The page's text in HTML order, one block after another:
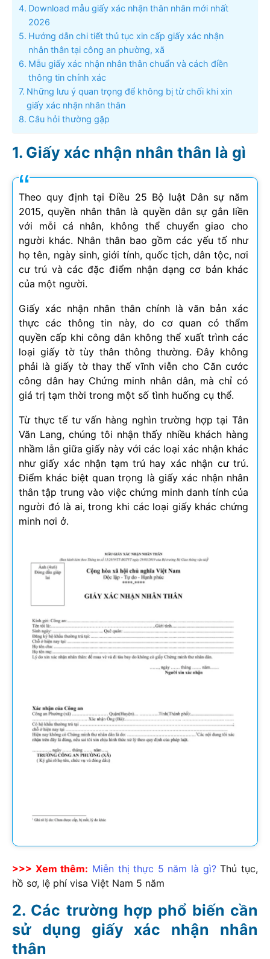
Download mẫu giấy xác nhận thân nhân mới nhất
2026
Hướng dẫn chi tiết thủ tục xin cấp giấy xác nhận
nhân thân tại công an phường, xã
Mẫu giấy xác nhận nhân thân chuẩn và cách điền
thông tin chính xác
Những lưu ý quan trọng để không bị từ chối khi xin
giấy xác nhận nhân thân
Câu hỏi thường gặp
Giấy xác nhận nhân thân là gì
Theo quy định tại Điều 25 Bộ luật Dân sự năm
2015, quyền nhân thân là quyền dân sự gắn liền
với mỗi cá nhân, không thể chuyển giao cho
người khác. Nhân thân bao gồm các yếu tố như
họ tên, ngày sinh, giới tính, quốc tịch, dân tộc, nơi
cư trú và các đặc điểm nhận dạng cơ bản khác
của một người.
Giấy xác nhận nhân thân chính là văn bản xác
thực các thông tin này, do cơ quan có thẩm
quyền cấp khi công dân không thể xuất trình các
loại giấy tờ tùy thân thông thường. Đây không
phải là giấy tờ thay thế vĩnh viễn cho Căn cước
công dân hay Chứng minh nhân dân, mà chỉ có
giá trị tạm thời trong một số tình huống cụ thể.
Từ thực tế tư vấn hàng nghìn trường hợp tại Tân
Văn Lang, chúng tôi nhận thấy nhiều khách hàng
nhầm lẫn giữa giấy này với các loại xác nhận khác
như giấy xác nhận tạm trú hay xác nhận cư trú.
Điểm khác biệt quan trọng là giấy xác nhận nhân
thân tập trung vào việc chứng minh danh tính của
người đó là ai, trong khi các loại giấy khác chứng
minh nơi ở.
>>> Xem thêm: Miễn thị thực 5 năm là gì?Thủ tục,
hồ sơ, lệ phí visa Việt Nam 5 năm
Các trường hợp phổ biến cần
sử dụng giấy xác nhận nhân
thân